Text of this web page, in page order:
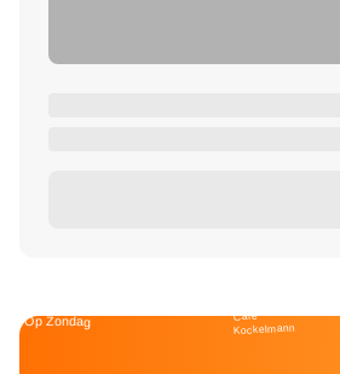
Op Zondag Café
Kockelmann